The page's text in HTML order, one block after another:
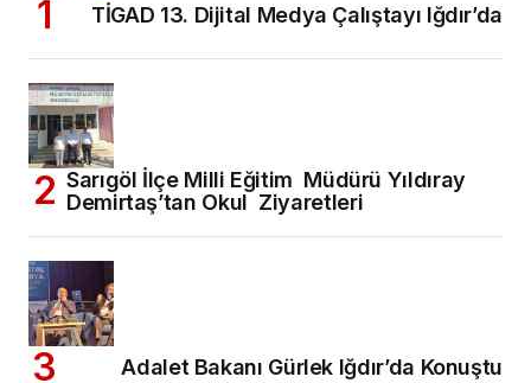
TİGAD 13. Dijital Medya Çalıştayı Iğdır’da
Sarıgöl İlçe Milli Eğitim Müdürü Yıldıray
Demirtaş’tan Okul Ziyaretleri
Adalet Bakanı Gürlek Iğdır’da Konuştu